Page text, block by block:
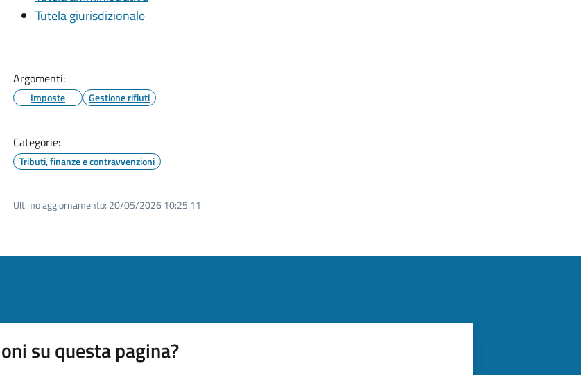
Tutela giurisdizionale
Argomenti:
Imposte Gestione rifiuti
Categorie:
Tributi, finanze e contravvenzioni
Ultimo aggiornamento: 20/05/2026 10:25.11
su questa pagina?